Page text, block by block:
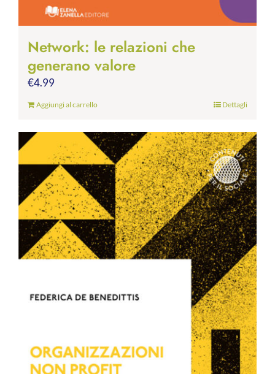
Network: le relazioni che
generano valore
€4.99
Aggiungi al carrello Dettagli